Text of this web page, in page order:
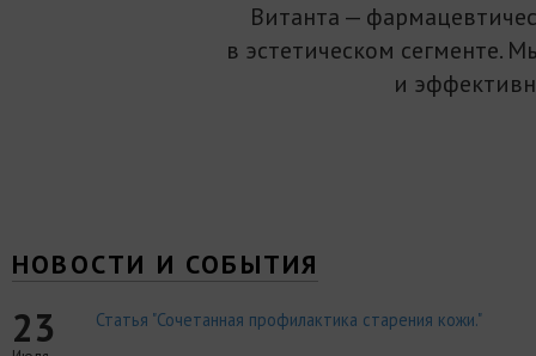
Витанта —
в эстетическом сегменте.
и
НОВОСТИ И СОБЫТИЯ
23 Статья "Сочетанная профилактика старения кожи."